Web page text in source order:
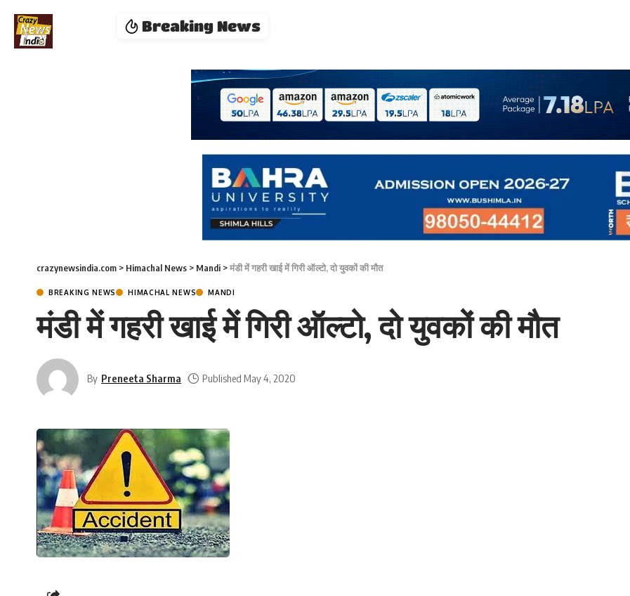
Breaking News
crazynewsindia.com > Himachal News > Mandi >मंडी में गहरी खाई में गिरी ऑल्टो, दो युवकों की मौत
BREAKING NEWS HIMACHAL NEWS MANDI
मंडी में गहरी खाई में गिरी ऑल्टो, दो युवकों की मौत
By Preneeta Sharma Published May 4, 2020